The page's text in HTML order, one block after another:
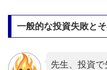
一般的な投資失敗と
先生、投資で